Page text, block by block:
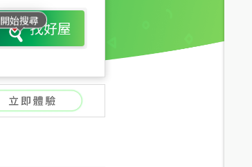
開始搜尋找好屋